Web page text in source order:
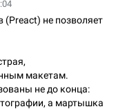
не позволяет
макетам.
не до конца:
а мартышка